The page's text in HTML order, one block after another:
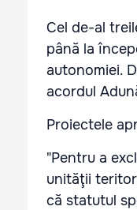
Cel de-al
până la
autonomiei.
acordul
Proiectele
"Pentru a
unităţii
că statutul